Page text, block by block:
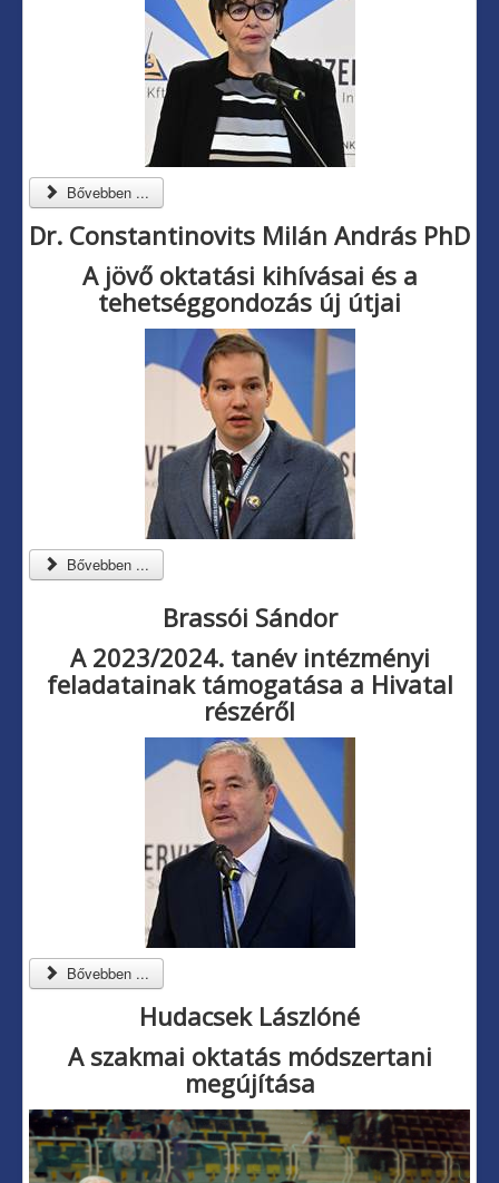
Bővebben ...
Dr. Constantinovits Milán András PhD
A jövő oktatási kihívásai és a
tehetséggondozás új útjai
Bővebben ...
Brassói Sándor
A 2023/2024. tanév intézményi
feladatainak támogatása a Hivatal
részéről
Bővebben ...
Hudacsek Lászlóné
A szakmai oktatás módszertani
megújítása